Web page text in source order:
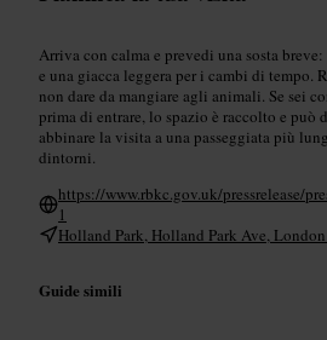
Arriva con calma e prevedi una sosta
e una giacca leggera per i cambi di tempo.
non dare da mangiare agli animali. Se sei
prima di entrare, lo spazio è raccolto e può
abbinare la visita a una passeggiata più
dintorni.
https://www.rbkc.gov.uk/pressrelease/
1
Holland Park, Holland Park Ave,
Guide simili